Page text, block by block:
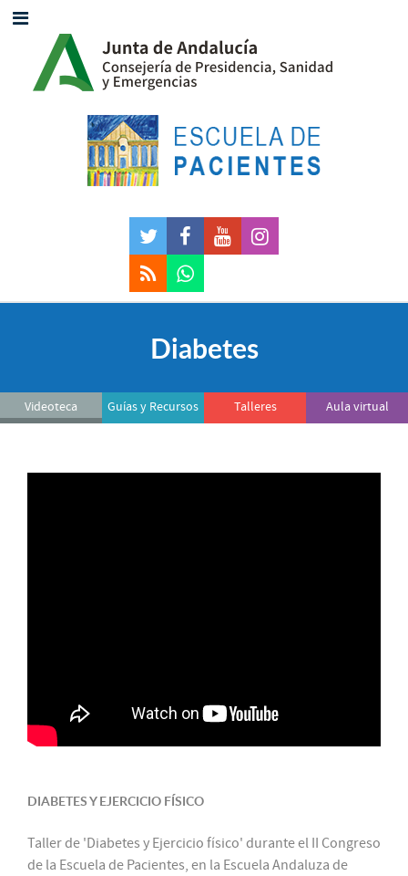
Diabetes
Videoteca Guías y Recursos Talleres Aula virtual
DIABETES Y EJERCICIO FÍSICO
Taller de 'Diabetes y Ejercicio físico' durante el II Congreso
de la Escuela de Pacientes, en la Escuela Andaluza de